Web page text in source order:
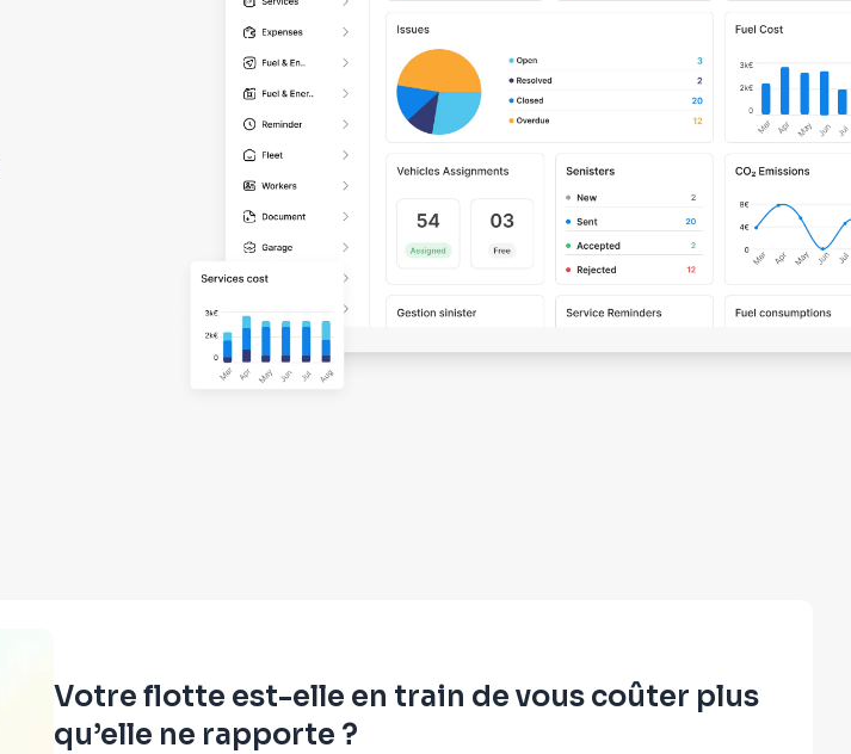
Votre flotte est-elle en train de vous coûter plus
qu’elle ne rapporte ?